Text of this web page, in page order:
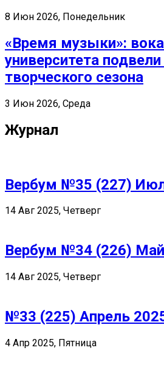
8 Июн 2026, Понедельник
«Время музыки»:
университета подвели
творческого сезона
3 Июн 2026, Среда
Журнал
Вербум №35 (227)
14 Авг 2025, Четверг
Вербум №34 (226)
14 Авг 2025, Четверг
№33 (225) Апрель
4 Апр 2025, Пятница